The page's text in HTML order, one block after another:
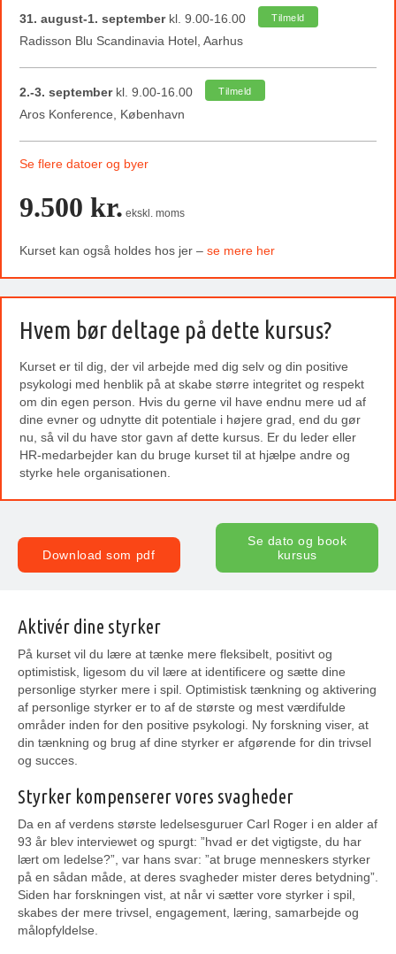
31. august-1. septemberkl. 9.00-16.00 Tilmeld
Radisson Blu Scandinavia Hotel, Aarhus
2.-3. septemberkl. 9.00-16.00 Tilmeld
Aros Konference, København
Se flere datoer og byer
9.500 kr. ekskl. moms
Kurset kan også holdes hos jer – se mere her
Hvem bør deltage på dette kursus?
Kurset er til dig, der vil arbejde med dig selv og din positive
psykologi med henblik på at skabe større integritet og respekt
om din egen person. Hvis du gerne vil have endnu mere ud af
dine evner og udnytte dit potentiale i højere grad, end du gør
nu, så vil du have stor gavn af dette kursus. Er du leder eller
HR-medarbejder kan du bruge kurset til at hjælpe andre og
styrke hele organisationen.
Download som pdf
Se dato og book
kursus
Aktivér dine styrker
På kurset vil du lære at tænke mere fleksibelt, positivt og
optimistisk, ligesom du vil lære at identificere og sætte dine
personlige styrker mere i spil. Optimistisk tænkning og aktivering
af personlige styrker er to af de største og mest værdifulde
områder inden for den positive psykologi. Ny forskning viser, at
din tænkning og brug af dine styrker er afgørende for din trivsel
og succes.
Styrker kompenserer vores svagheder
Da en af verdens største ledelsesguruer Carl Roger i en alder af
93 år blev interviewet og spurgt: ”hvad er det vigtigste, du har
lært om ledelse?”, var hans svar: ”at bruge menneskers styrker
på en sådan måde, at deres svagheder mister deres betydning”.
Siden har forskningen vist, at når vi sætter vore styrker i spil,
skabes der mere trivsel, engagement, læring, samarbejde og
målopfyldelse.